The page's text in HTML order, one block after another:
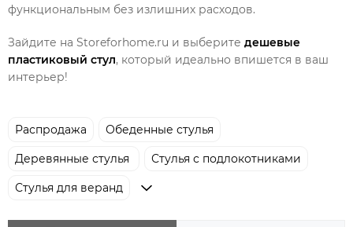
функциональным без излишних расходов.
Зайдите на Storeforhome.ru и выберите дешевые
пластиковый стул, который идеально впишется в ваш
интерьер!
Распродажа Обеденные стулья
Деревянные стулья Стулья с подлокотниками
Стулья для веранд